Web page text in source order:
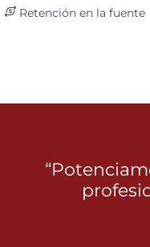
Retención en la fuente